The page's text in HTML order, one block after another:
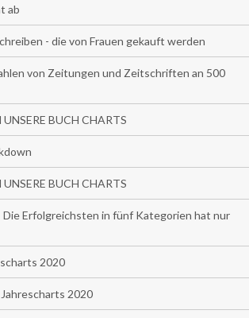
ab
- die von Frauen gekauft werden
von Zeitungen und Zeitschriften an 500
BUCH CHARTS
BUCH CHARTS
Die Erfolgreichsten in fünf Kategorien hat nur
2020
2020